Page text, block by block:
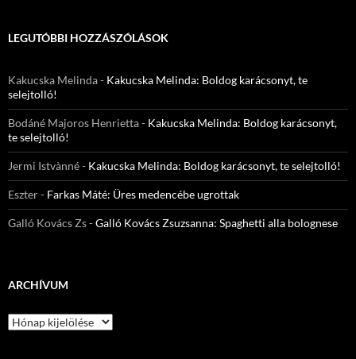
LEGUTÓBBI HOZZÁSZÓLÁSOK
Kakucska Melinda- Kakucska Melinda: Boldog karácsonyt, te
selejtolló!
Bodáné Majoros Henrietta- Kakucska Melinda: Boldog karácsonyt,
te selejtolló!
Jermi Istvànné- Kakucska Melinda: Boldog karácsonyt, te selejtolló!
Eszter- Farkas Máté: Üres medencébe ugrottak
Galló Kovács Zs-Galló Kovács Zsuzsanna: Spaghetti alla bolognese
ARCHÍVUM
Archívum